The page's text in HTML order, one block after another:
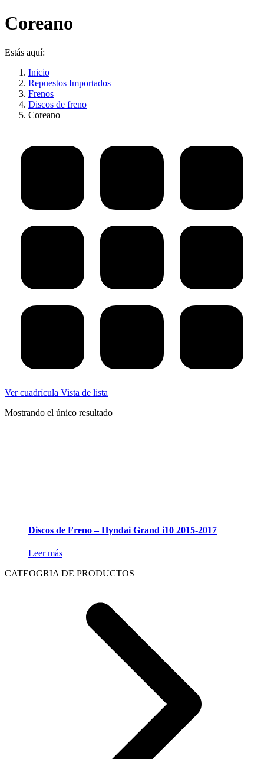
Coreano
Estás aquí:
Inicio
Repuestos Importados
Frenos
Discos de freno
Coreano
Ver cuadrícula Vista de lista
Mostrando el único resultado
Discos de Freno – Hyndai Grand i10 2015-2017
Leer más
CATEOGRIA DE PRODUCTOS